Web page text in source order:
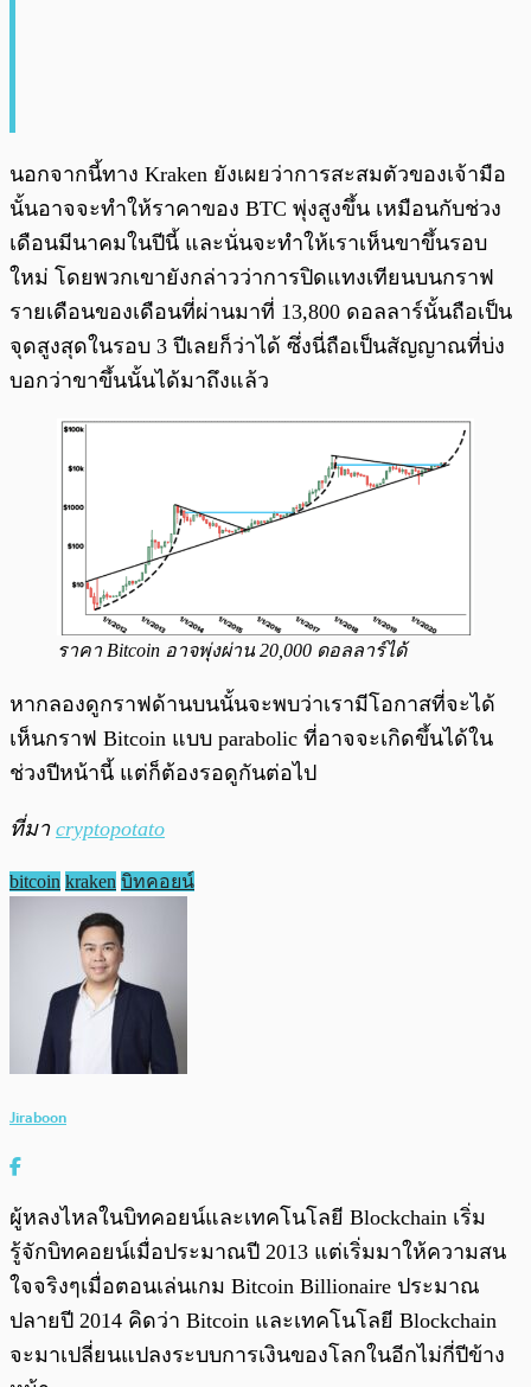
นอกจากนี้ทาง Kraken ยังเผยว่าการสะสมตัวของเจ้ามือ
นั้นอาจจะทำให้ราคาของ BTC พุ่งสูงขึ้น เหมือนกับช่วง
เดือนมีนาคมในปีนี้ และนั่นจะทำให้เราเห็นขาขึ้นรอบ
ใหม่ โดยพวกเขายังกล่าวว่าการปิดแทงเทียนบนกราฟ
รายเดือนของเดือนที่ผ่านมาที่ 13,800 ดอลลาร์นั้นถือเป็น
จุดสูงสุดในรอบ 3 ปีเลยก็ว่าได้ ซึ่งนี่ถือเป็นสัญญาณที่บ่ง
บอกว่าขาขึ้นนั้นได้มาถึงแล้ว
ราคา Bitcoin อาจพุ่งผ่าน 20,000 ดอลลาร์ได้
หากลองดูกราฟด้านบนนั้นจะพบว่าเรามีโอกาสที่จะได้
เห็นกราฟ Bitcoin แบบ parabolic ที่อาจจะเกิดขึ้นได้ใน
ช่วงปีหน้านี้ แต่ก็ต้องรอดูกันต่อไป
ที่มา cryptopotato
bitcoin kraken บิทคอยน์
Jiraboon
ผู้หลงไหลในบิทคอยน์และเทคโนโลยี Blockchain เริ่ม
รู้จักบิทคอยน์เมื่อประมาณปี 2013 แต่เริ่มมาให้ความสน
ใจจริงๆเมื่อตอนเล่นเกม Bitcoin Billionaire ประมาณ
ปลายปี 2014 คิดว่า Bitcoin และเทคโนโลยี Blockchain
จะมาเปลี่ยนแปลงระบบการเงินของโลกในอีกไม่กี่ปีข้าง